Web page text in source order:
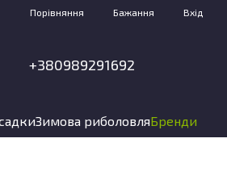
Порівняння Бажання Вхід
+380989291692
Зимова риболовляБренди